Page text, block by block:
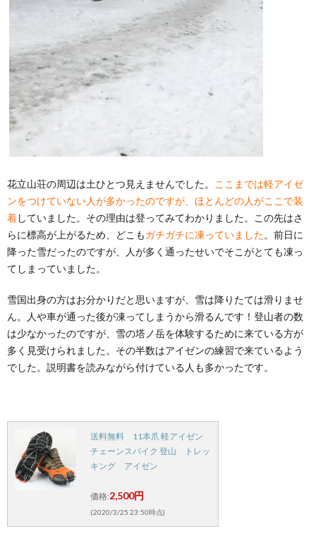
花立山荘の周辺は土ひとつ見えませんでした。
ここまでは軽アイゼ
ンをつけていない人が多かったのですが、ほとんどの人がここで装
着していました。その理由は登ってみてわかりました。この先はさ
らに標高が上がるため、どこもガチガチに凍っていました。前日に
降った雪だったのですが、人が多く通ったせいでそこがとても凍っ
てしまっていました。
雪国出身の方はお分かりだと思いますが、雪は降りたては滑りませ
ん。人や車が通った後が凍ってしまうから滑るんです！登山者の数
は少なかったのですが、雪の塔ノ岳を体験するために来ている方が
多く見受けられました。その半数はアイゼンの練習で来ているよう
でした。説明書を読みながら付けている人も多かったです。
送料無料 11本爪 軽アイゼン
チェーンスパイク 登山 トレッ
キング アイゼン
価格:2,500円
(2020/3/25 23:50時点)